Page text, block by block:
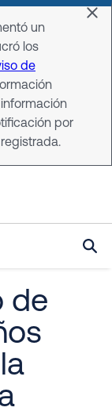
un
los
de
por
de